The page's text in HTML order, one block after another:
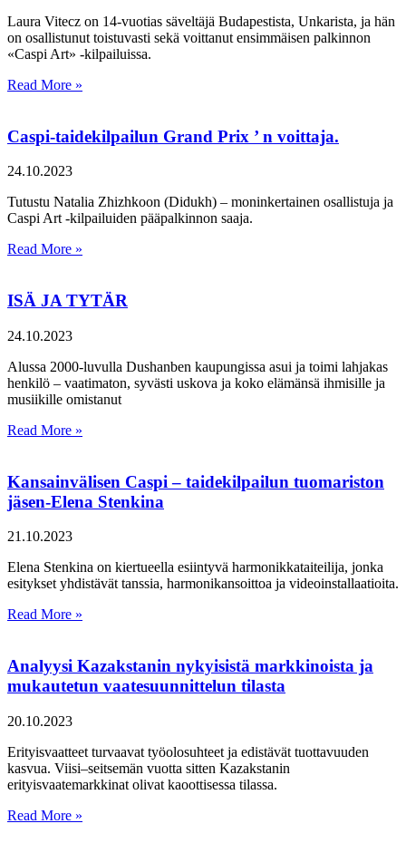
Laura Vitecz on 14-vuotias säveltäjä Budapestista, Unkarista, ja hän
on osallistunut toistuvasti sekä voittanut ensimmäisen palkinnon
«Caspi Art» -kilpailuissa.
Read More »
Caspi-taidekilpailun Grand Prix ’ n voittaja.
24.10.2023
Tutustu Natalia Zhizhkoon (Didukh) – moninkertainen osallistuja ja
Caspi Art -kilpailuiden pääpalkinnon saaja.
Read More »
ISÄ JA TYTÄR
24.10.2023
Alussa 2000-luvulla Dushanben kaupungissa asui ja toimi lahjakas
henkilö – vaatimaton, syvästi uskova ja koko elämänsä ihmisille ja
musiikille omistanut
Read More »
Kansainvälisen Caspi – taidekilpailun tuomariston
jäsen-Elena Stenkina
21.10.2023
Elena Stenkina on kiertueella esiintyvä harmonikkataiteilija, jonka
esitykset yhdistävät tanssia, harmonikansoittoa ja videoinstallaatioita.
Read More »
Analyysi Kazakstanin nykyisistä markkinoista ja
mukautetun vaatesuunnittelun tilasta
20.10.2023
Erityisvaatteet turvaavat työolosuhteet ja edistävät tuottavuuden
kasvua. Viisi–seitsemän vuotta sitten Kazakstanin
erityisvaatemarkkinat olivat kaoottisessa tilassa.
Read More »